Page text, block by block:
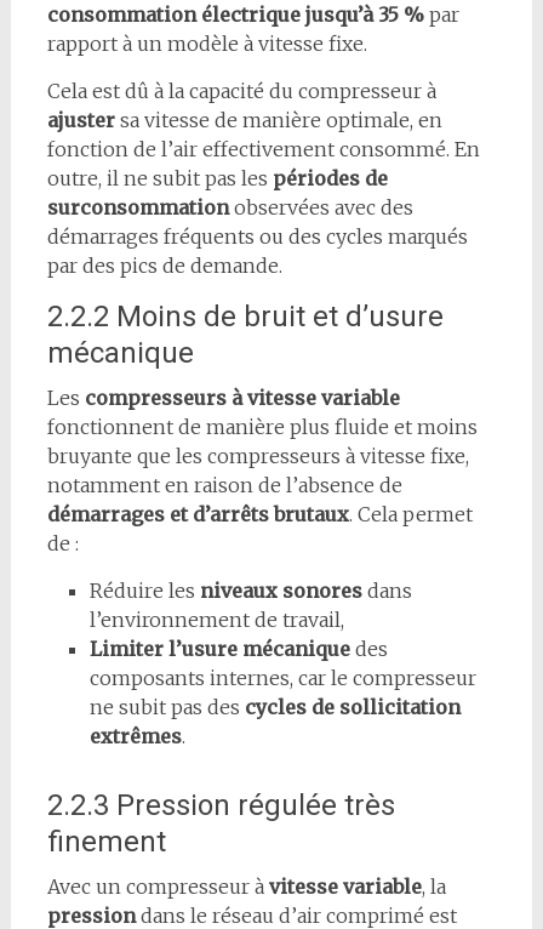
consommation électrique jusqu’à 35 %par
rapport à un modèle à vitesse fixe.
Cela est dû à la capacité du compresseur à
ajustersa vitesse de manière optimale, en
fonction de l’air effectivement consommé. En
outre, il ne subit pas les périodes de
surconsommationobservées avec des
démarrages fréquents ou des cycles marqués
par des pics de demande.
2.2.2 Moins de bruit et d’usure
mécanique
Les compresseurs à vitesse variable
fonctionnent de manière plus fluide et moins
bruyante que les compresseurs à vitesse fixe,
notamment en raison de l’absence de
démarrages et d’arrêts brutaux. Cela permet
de :
Réduire les niveaux sonoresdans
l’environnement de travail,
Limiter l’usure mécaniquedes
composants internes, car le compresseur
ne subit pas des cycles de sollicitation
extrêmes.
2.2.3 Pression régulée très
finement
Avec un compresseur à vitesse variable, la
pressiondans le réseau d’air comprimé est